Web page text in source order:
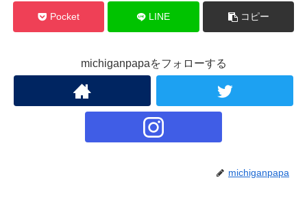
Pocket LINE コピー
michiganpapaをフォローする
michiganpapa